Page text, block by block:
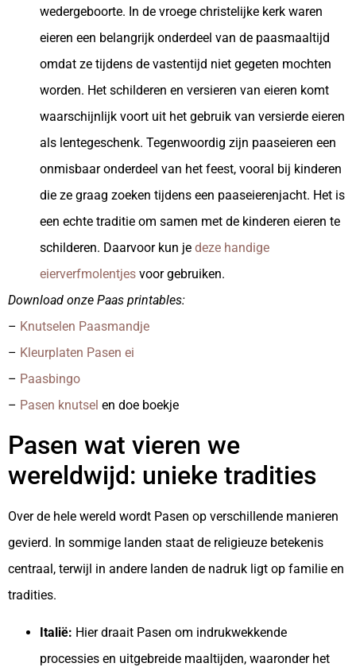
wedergeboorte. In de vroege christelijke kerk waren
eieren een belangrijk onderdeel van de paasmaaltijd
omdat ze tijdens de vastentijd niet gegeten mochten
worden. Het schilderen en versieren van eieren komt
waarschijnlijk voort uit het gebruik van versierde eieren
als lentegeschenk. Tegenwoordig zijn paaseieren een
onmisbaar onderdeel van het feest, vooral bij kinderen
die ze graag zoeken tijdens een paaseierenjacht. Het is
een echte traditie om samen met de kinderen eieren te
schilderen. Daarvoor kun je deze handige
eierverfmolentjes voor gebruiken.
Download onze Paas printables:
– Knutselen Paasmandje
– Kleurplaten Pasen ei
– Paasbingo
– Pasen knutsel en doe boekje
Pasen wat vieren we
wereldwijd: unieke tradities
Over de hele wereld wordt Pasen op verschillende manieren
gevierd. In sommige landen staat de religieuze betekenis
centraal, terwijl in andere landen de nadruk ligt op familie en
tradities.
Italië: Hier draait Pasen om indrukwekkende
processies en uitgebreide maaltijden, waaronder het